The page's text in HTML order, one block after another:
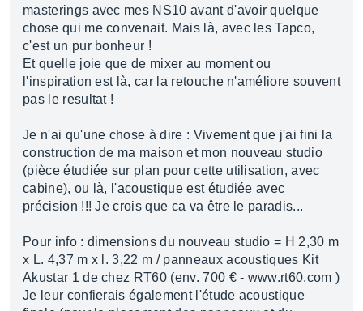
masterings avec mes NS10 avant d'avoir quelque
chose qui me convenait. Mais là, avec les Tapco,
c'est un pur bonheur !
Et quelle joie que de mixer au moment ou
l'inspiration est là, car la retouche n'améliore souvent
pas le resultat !
Je n'ai qu'une chose à dire : Vivement que j'ai fini la
construction de ma maison et mon nouveau studio
(pièce étudiée sur plan pour cette utilisation, avec
cabine), ou là, l'acoustique est étudiée avec
précision !!! Je crois que ca va être le paradis...
Pour info : dimensions du nouveau studio = H 2,30 m
x L. 4,37 m x l. 3,22 m / panneaux acoustiques Kit
Akustar 1 de chez RT60 (env. 700 € - www.rt60.com )
Je leur confierais également l'étude acoustique